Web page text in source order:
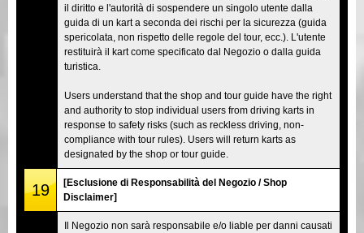
il diritto e l'autorità di sospendere un singolo utente dalla
guida di un kart a seconda dei rischi per la sicurezza (guida
spericolata, non rispetto delle regole del tour, ecc.). L'utente
restituirà il kart come specificato dal Negozio o dalla guida
turistica.
Users understand that the shop and tour guide have the right
and authority to stop individual users from driving karts in
response to safety risks (such as reckless driving, non-
compliance with tour rules). Users will return karts as
designated by the shop or tour guide.
19
[Esclusione di Responsabilità del Negozio / Shop
Disclaimer]
Il Negozio non sarà responsabile e/o liable per danni causati